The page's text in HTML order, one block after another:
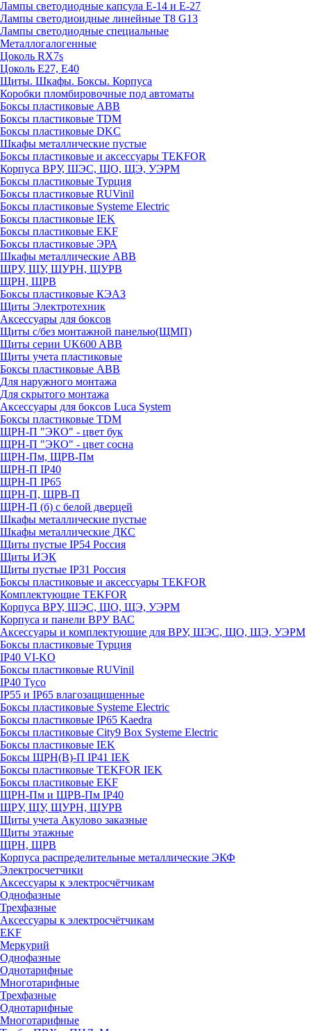
Лампы светодиодные капсула Е-14 и Е-27
Лампы светодиоидные линейные T8 G13
Лампы светодиодные специальные
Металлогалогенные
Цоколь RX7s
Цоколь Е27, E40
Щиты. Шкафы. Боксы. Корпуса
Коробки пломбировочные под автоматы
Боксы пластиковые ABB
Боксы пластиковые TDM
Боксы пластиковые DKC
Шкафы металлические пустые
Боксы пластиковые и аксессуары TEKFOR
Корпуса ВРУ, ШЭС, ЩО, ЩЭ, УЭРМ
Боксы пластиковые Турция
Боксы пластиковые RUVinil
Боксы пластиковые Systeme Electric
Боксы пластиковые IEK
Боксы пластиковые EKF
Боксы пластиковые ЭРА
Шкафы металлические ABB
ЩРУ, ЩУ, ЩУРН, ЩУРВ
ЩРН, ЩРВ
Боксы пластиковые КЭАЗ
Щиты Электротехник
Аксессуары для боксов
Щиты с/без монтажной панелью(ЩМП)
Щиты серии UK600 ABB
Щиты учета пластиковые
Боксы пластиковые ABB
Для наружного монтажа
Для скрытого монтажа
Аксессуары для боксов Luca System
Боксы пластиковые TDM
ЩРН-П "ЭКО" - цвет бук
ЩРН-П "ЭКО" - цвет сосна
ЩРН-Пм, ЩРВ-Пм
ЩРН-П IP40
ЩРН-П IP65
ЩРН-П, ЩРВ-П
ЩРН-П (б) с белой дверцей
Шкафы металлические пустые
Шкафы металлические ДКС
Щиты пустые IP54 Россия
Щиты ИЭК
Щиты пустые IP31 Россия
Боксы пластиковые и аксессуары TEKFOR
Комплектующие TEKFOR
Корпуса ВРУ, ШЭС, ЩО, ЩЭ, УЭРМ
Корпуса и панели ВРУ ВАС
Аксессуары и комплектующие для ВРУ, ШЭС, ЩО, ЩЭ, УЭРМ
Боксы пластиковые Турция
IP40 VI-KO
Боксы пластиковые RUVinil
IP40 Тусо
IP55 и IP65 влагозащищенные
Боксы пластиковые Systeme Electric
Боксы пластиковые IP65 Kaedra
Боксы пластиковые City9 Box Systeme Electric
Боксы пластиковые IEK
Боксы ЩРН(В)-П IP41 IEK
Боксы пластиковые TEKFOR IEK
Боксы пластиковые EKF
ЩРН-Пм и ЩРВ-Пм IP40
ЩРУ, ЩУ, ЩУРН, ЩУРВ
Щиты учета Акулово заказные
Щиты этажные
ЩРН, ЩРВ
Корпуса распределительные металлические ЭКФ
Электросчетчики
Аксессуары к электросчётчикам
Однофазные
Трехфазные
Аксессуары к электросчётчикам
EKF
Меркурий
Однофазные
Однотарифные
Многотарифные
Трехфазные
Однотарифные
Многотарифные